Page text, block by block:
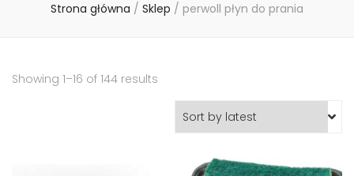
Strona główna / Sklep / perwoll płyn do prania
Showing 1–16 of 144 results